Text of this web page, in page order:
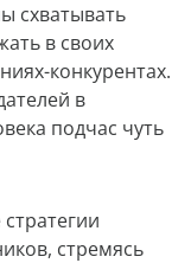
схватывать
в своих
конкурентах.
в
подчас чуть
стремясь